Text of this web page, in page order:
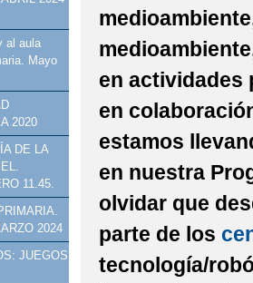
al aula
Mayo
2020
DE LA
11.45.
2024
JUEGOS
en actividades
en
estamos
en nuestra
olvidar que
parte de los
tecnología/